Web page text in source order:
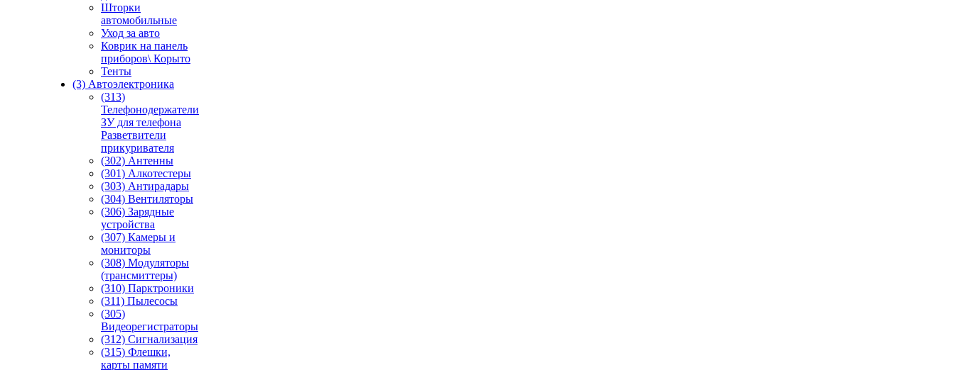
Шторки
автомобильные
Уход за авто
Коврик на панель
приборов\ Корыто
Тенты
(3) Автоэлектроника
(313)
Телефонодержатели
ЗУ для телефона
Разветвители
прикуривателя
(302) Антенны
(301) Алкотестеры
(303) Антирадары
(304) Вентиляторы
(306) Зарядные
устройства
(307) Камеры и
мониторы
(308) Модуляторы
(трансмиттеры)
(310) Парктроники
(311) Пылесосы
(305)
Видеорегистраторы
(312) Сигнализация
(315) Флешки,
карты памяти